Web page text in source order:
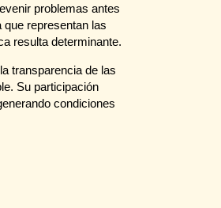
problemas antes
representan las
resulta determinante.
transparencia de las
Su participación
condiciones